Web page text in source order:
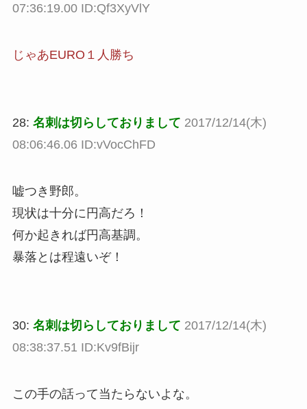
07:36:19.00 ID:Qf3XyVlY
じゃあEURO１人勝ち
28: 名刺は切らしておりまして 2017/12/14(木)
08:06:46.06 ID:vVocChFD
嘘つき野郎。
現状は十分に円高だろ！
何か起きれば円高基調。
暴落とは程遠いぞ！
30: 名刺は切らしておりまして 2017/12/14(木)
08:38:37.51 ID:Kv9fBijr
この手の話って当たらないよな。